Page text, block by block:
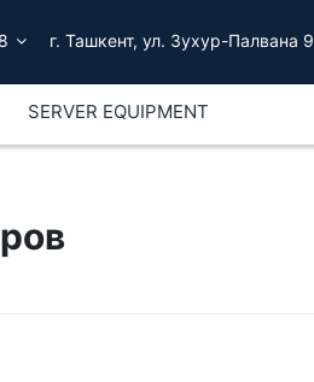
г. Ташкент, ул. Зухур-Палвана 9
SERVER EQUIPMENT